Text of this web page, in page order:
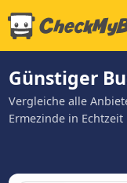
Günstiger
Vergleiche alle
Ermezinde in Echtzeit